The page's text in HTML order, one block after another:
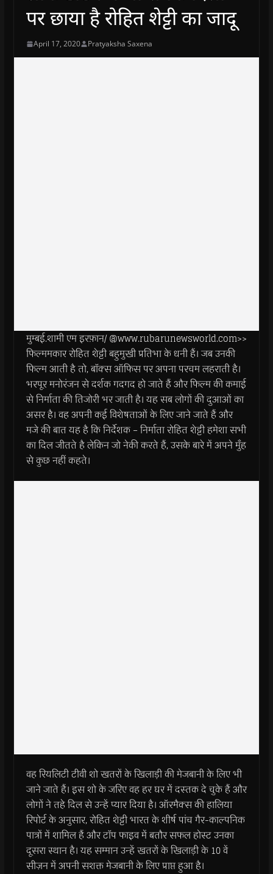
पर छाया है रोहित शेट्टी का जादू
April 17, 2020 Pratyaksha Saxena
मुम्बई.शामी एम इरफ़ान/ @www.rubarunewsworld.com>>
फिल्ममकार रोहित शेट्टी बहुमुखी प्रतिभा के धनी हैं। जब उनकी
फिल्म आती है तो, बाॅक्स ऑफिस पर अपना परचम लहराती है।
भरपूर मनोरंजन से दर्शक गदगद हो जाते हैं और फिल्म की कमाई
से निर्माता की तिजोरी भर जाती है। यह सब लोगों की दुआओं का
असर है। वह अपनी कई विशेषताओं के लिए जाने जाते हैं और
मजे की बात यह है कि निर्देशक – निर्माता रोहित शेट्टी हमेशा सभी
का दिल जीतते है लेकिन जो नेकी करते हैं, उसके बारे में अपने मुँह
से कुछ नहीं कहते।
वह रियलिटी टीवी शो खतरों के खिलाड़ी की मेजबानी के लिए भी
जाने जाते हैं। इस शो के जरिए वह हर घर में दस्तक दे चुके हैं और
लोगों ने तहे दिल से उन्हें प्यार दिया है। ऑरमैक्स की हालिया
रिपोर्ट के अनुसार, रोहित शेट्टी भारत के शीर्ष पांच गैर-काल्पनिक
पात्रों में शामिल हैं और टाॅप फाइव में बतौर सफल होस्ट उनका
दूसरा स्थान है। यह सम्मान उन्हें खतरों के खिलाड़ी के 10 वें
सीज़न में अपनी सशक्त मेजबानी के लिए प्राप्त हुआ है।